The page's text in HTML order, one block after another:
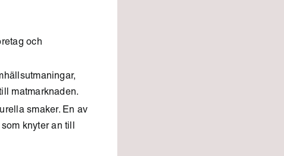
och
matmarknaden.
smaker. En av
knyter an till